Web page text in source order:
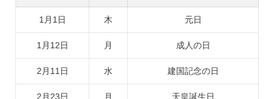
1月1日 木 元日
1月12日 月 成人の日
2月11日 水 建国記念の日
2月23日 月 天皇誕生日